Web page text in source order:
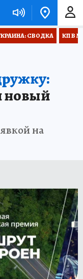
СВОДКА КП В
новый
на